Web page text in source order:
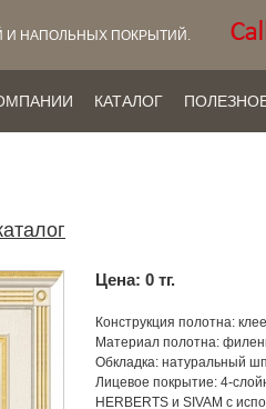
И НАПОЛЬНЫХ ПОКРЫТИЙ.
КАТАЛОГ
Цена: 0 тг.
Конструкция полотна:
Материал полотна:
Обкладка: натуральный
Лицевое покрытие: 4-
HERBERTS и SIVAM с